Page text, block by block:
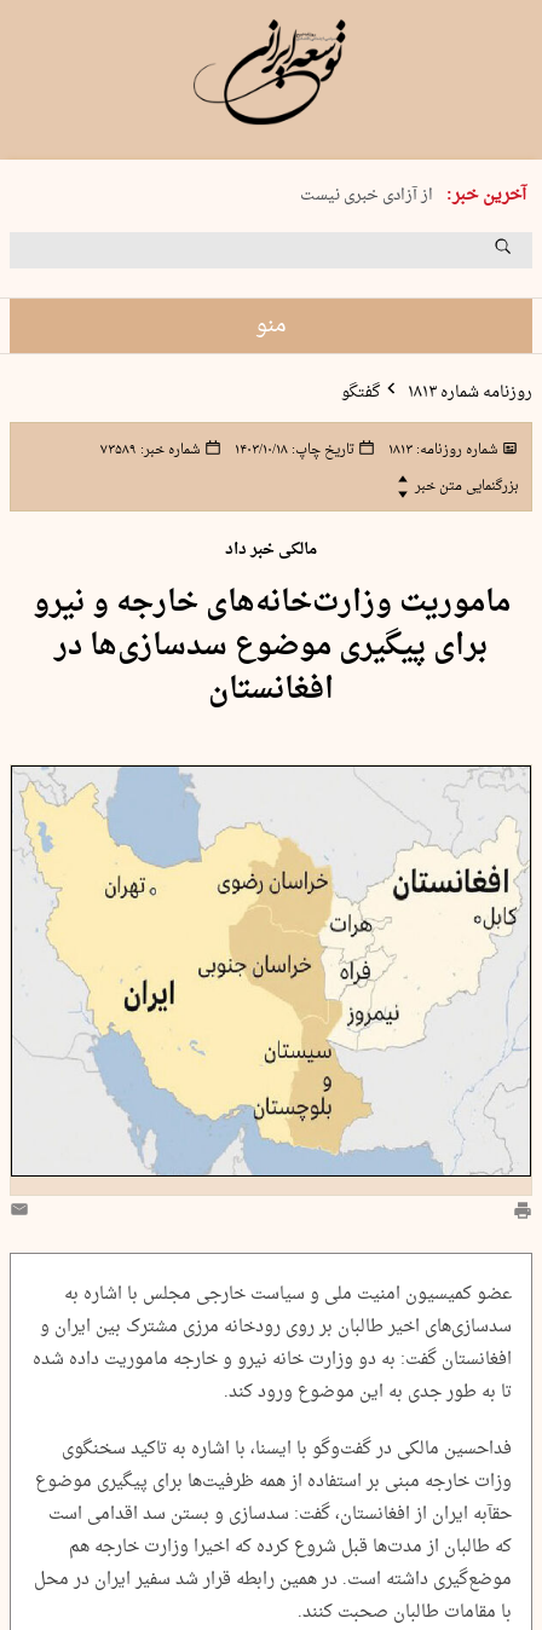
آخرین خبر:
یکشنبه 18 مرداد 1405 شماره 2245
از آزادی خبری نیست
۸۸۸ نفر سال گذشته بر اثر غرق‌شدگی جان …
منو
روزنامه شماره ۱۸۱۳ گفتگو
شماره روزنامه:۱۸۱۳ تاریخ چاپ:۱۴۰۳/۱۰/۱۸ شماره خبر: ۷۳۵۸۹
بزرگنمایی متن خبر
مالکی خبر داد
ماموریت وزارت‌خانه‌های خارجه و نیرو
برای پیگیری موضوع سدسازی‌ها در
افغانستان
عضو کمیسیون امنیت ملی و سیاست خارجی مجلس با اشاره به
سدسازی‌های اخیر طالبان بر روی رودخانه مرزی مشترک بین ایران و
افغانستان گفت: به دو وزارت خانه نیرو و خارجه ماموریت داده شده
تا به طور جدی به این موضوع ورود کند.
فداحسین مالکی در گفت‌وگو با ایسنا، با اشاره به تاکید سخنگوی
وزات خارجه مبنی بر استفاده از همه ظرفیت‌ها برای پیگیری موضوع
حقآبه ایران از افغانستان، گفت: سدسازی و بستن سد اقدامی است
که طالبان از مدت‌ها قبل شروع کرده که اخیرا وزارت خارجه هم
موضع‌گیری داشته است. در همین رابطه قرار شد سفیر ایران در محل
با مقامات طالبان صحبت کنند.